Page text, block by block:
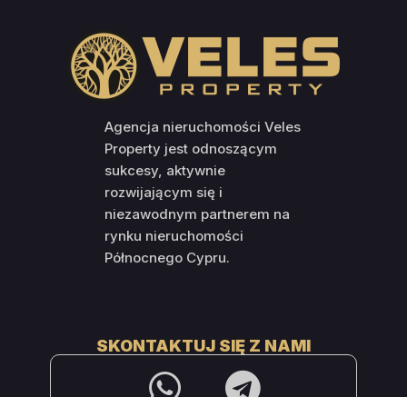
Agencja nieruchomości Veles
Property jest odnoszącym
sukcesy, aktywnie
rozwijającym się i
niezawodnym partnerem na
rynku nieruchomości
Północnego Cypru.
SKONTAKTUJ SIĘ Z NAMI